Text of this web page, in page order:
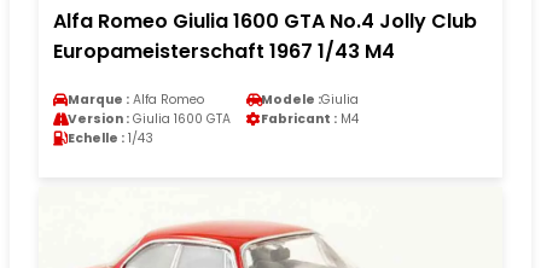
Alfa Romeo Giulia 1600 GTA No.4 Jolly Club
Europameisterschaft 1967 1/43 M4
Marque : Alfa Romeo Modele :Giulia
Version : Giulia 1600 GTA Fabricant : M4
Echelle : 1/43